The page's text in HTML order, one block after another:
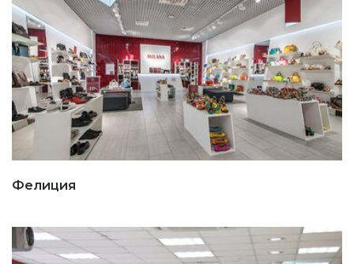
Фелиция